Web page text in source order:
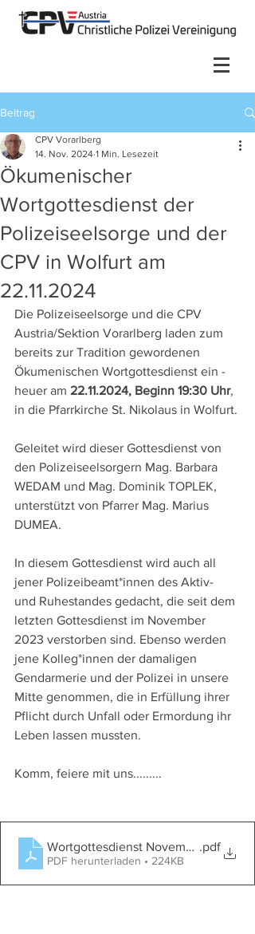
Beitrag
Ökumenischer
Wortgottesdienst der
Polizeiseelsorge und der
CPV in Wolfurt am
22.11.2024
CPV Vorarlberg
14. Nov. 2024 1 Min. Lesezeit
Die Polizeiseelsorge und die CPV
Austria/Sektion Vorarlberg laden zum
bereits zur Tradition gewordenen
Ökumenischen Wortgottesdienst ein -
heuer am 22.11.2024, Beginn 19:30 Uhr,
in die Pfarrkirche St. Nikolaus in Wolfurt.
Geleitet wird dieser Gottesdienst von
den Polizeiseelsorgern Mag. Barbara
WEDAM und Mag. Dominik TOPLEK,
unterstützt von Pfarrer Mag. Marius
DUMEA.
In diesem Gottesdienst wird auch all
jener Polizeibeamt*innen des Aktiv-
und Ruhestandes gedacht, die seit dem
letzten Gottesdienst im November
2023 verstorben sind. Ebenso werden
jene Kolleg*innen der damaligen
Gendarmerie und der Polizei in unsere
Mitte genommen, die in Erfüllung ihrer
Pflicht durch Unfall oder Ermordung ihr
Leben lassen mussten.
Komm, feiere mit uns.........
Wortgottesdienst November 2024 -
.pdf
PDF herunterladen • 224KB